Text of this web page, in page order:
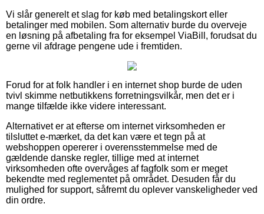
Vi slår generelt et slag for køb med betalingskort eller
betalinger med mobilen. Som alternativ burde du overveje
en løsning på afbetaling fra for eksempel ViaBill, forudsat du
gerne vil afdrage pengene ude i fremtiden.
Forud for at folk handler i en internet shop burde de uden
tvivl skimme netbutikkens forretningsvilkår, men det er i
mange tilfælde ikke videre interessant.
Alternativet er at efterse om internet virksomheden er
tilsluttet e-mærket, da det kan være et tegn på at
webshoppen opererer i overensstemmelse med de
gældende danske regler, tillige med at internet
virksomheden ofte overvåges af fagfolk som er meget
bekendte med reglementet på området. Desuden får du
mulighed for support, såfremt du oplever vanskeligheder ved
din ordre.